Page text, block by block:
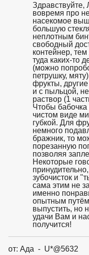
вовремя про
насекомое
большую
неплотным
свободный
контейнер,
туда каких-то
(можно
петрушку,
фрукты,
и с пыльцой,
раствор (1
Чтобы бабочка
чистом виде
губкой. Для
немного
бражник, то
порезанную
позволяя
Некоторые
зубочисток и
сама этим не
именно
опытным
выпустить, но
удачи Вам и
получится!
от: Ада - U*@5632